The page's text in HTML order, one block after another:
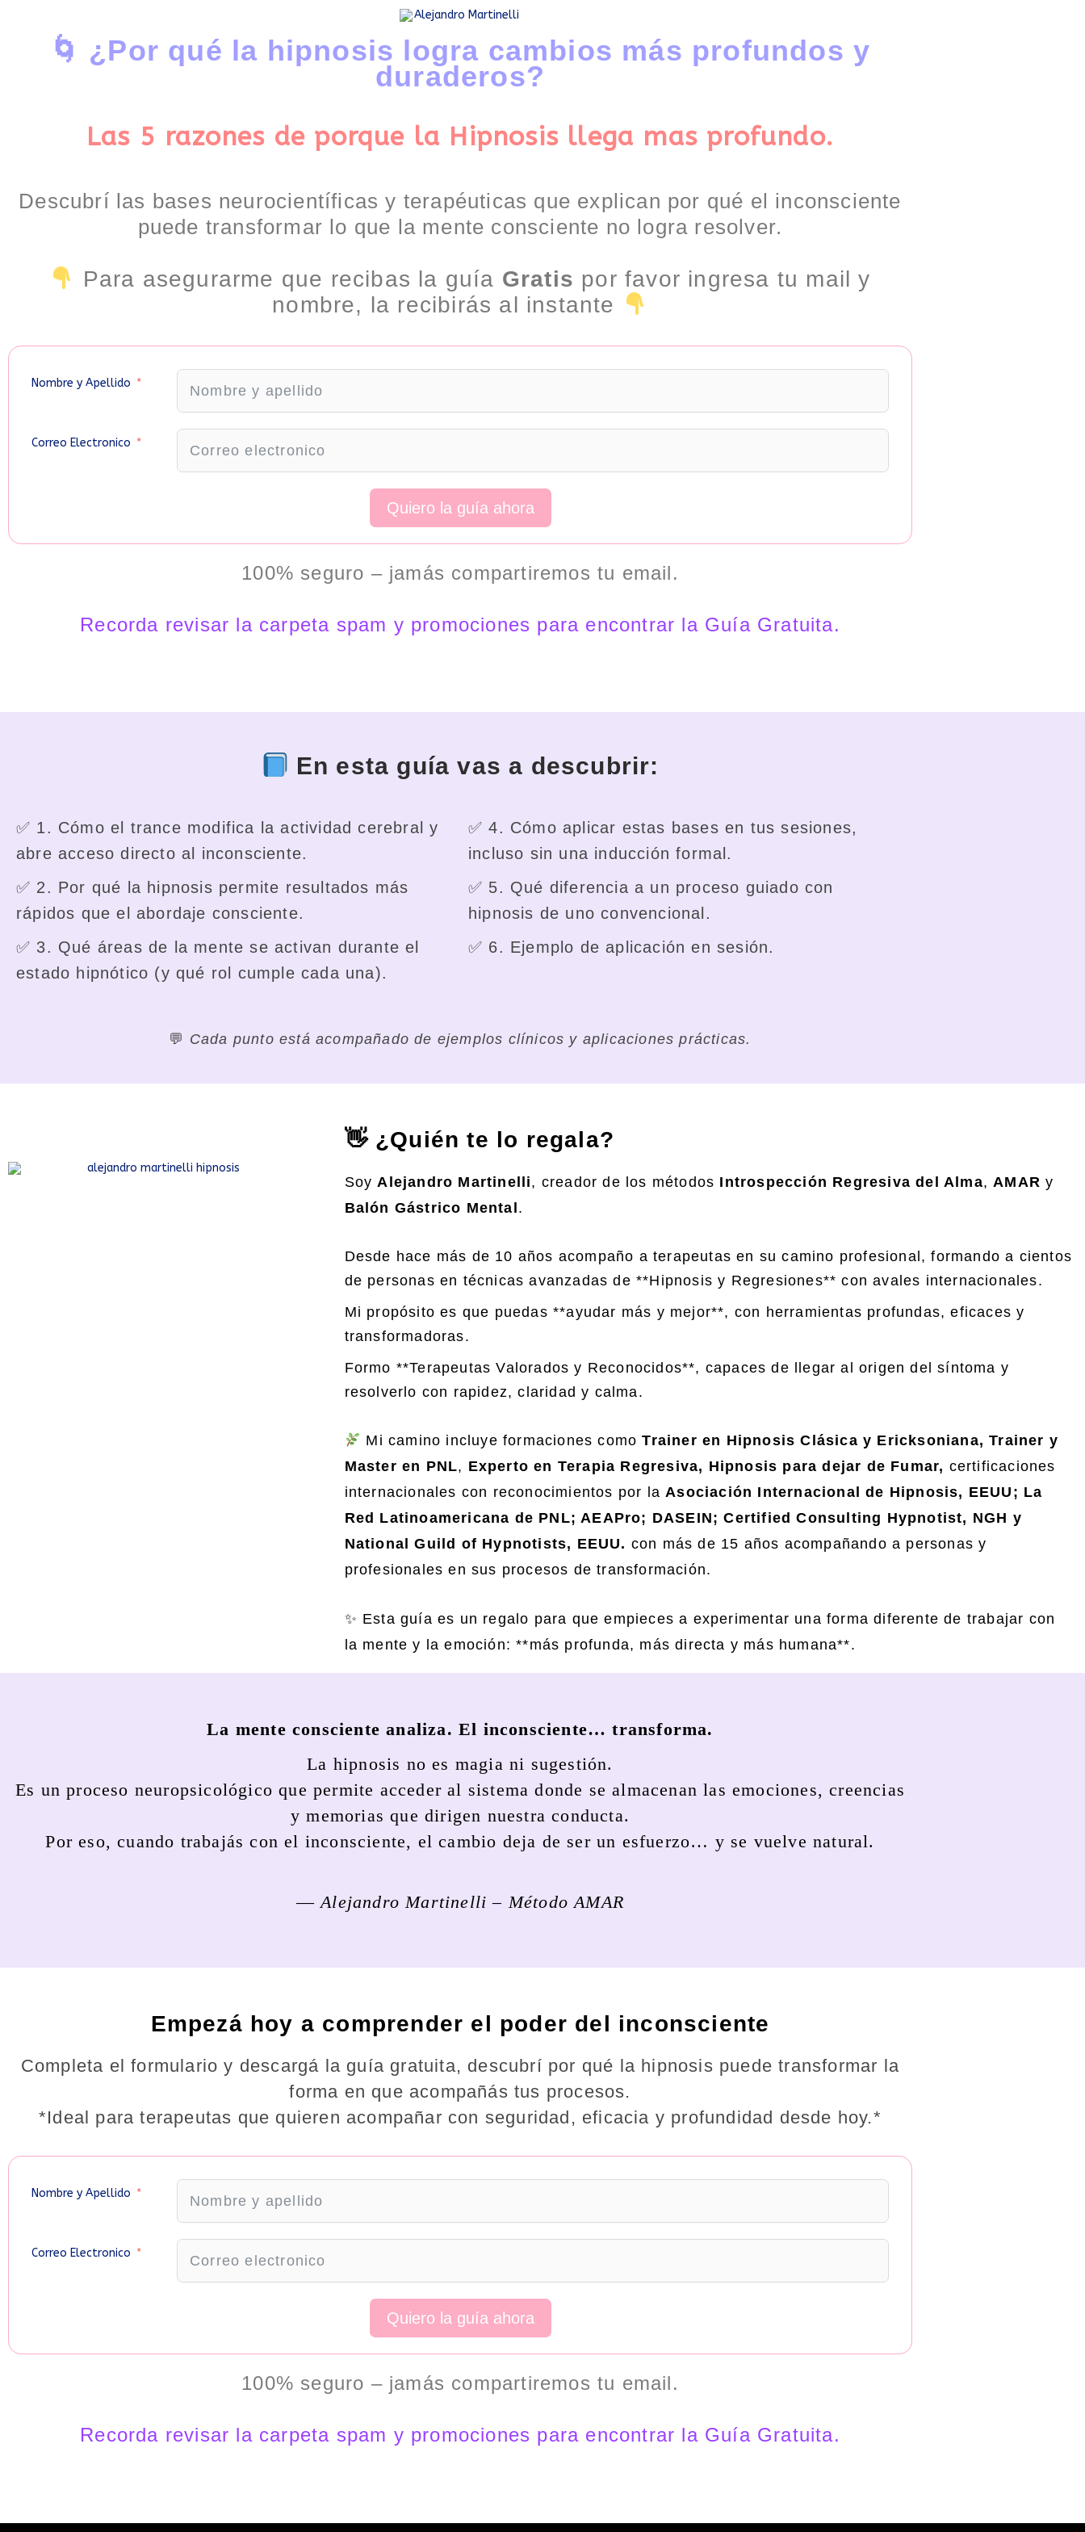
🌀 ¿Por qué la hipnosis logra cambios más profundos y
duraderos?
Las 5 razones de porque la Hipnosis llega mas profundo.
Descubrí las bases neurocientíficas y terapéuticas que explican por qué el inconsciente
puede transformar lo que la mente consciente no logra resolver.
Para asegurarme que recibas la guía Gratis por favor ingresa tu mail y
nombre, la recibirás al instante
Nombre y Apellido
Correo Electronico
Quiero la guía ahora
100% seguro – jamás compartiremos tu email.
Recorda revisar la carpeta spam y promociones para encontrar la Guía Gratuita.
En esta guía vas a descubrir:
✅ 1. Cómo el trance modifica la actividad cerebral y
abre acceso directo al inconsciente.
✅ 2. Por qué la hipnosis permite resultados más
rápidos que el abordaje consciente.
✅ 3. Qué áreas de la mente se activan durante el
estado hipnótico (y qué rol cumple cada una).
✅ 4. Cómo aplicar estas bases en tus sesiones,
incluso sin una inducción formal.
✅ 5. Qué diferencia a un proceso guiado con
hipnosis de uno convencional.
✅ 6. Ejemplo de aplicación en sesión.
💬 Cada punto está acompañado de ejemplos clínicos y aplicaciones prácticas.
👋 ¿Quién te lo regala?
SoyAlejandro Martinelli, creador de los métodos Introspección Regresiva del Alma,AMAR y
Balón Gástrico Mental .
Desde hace más de 10 años acompaño a terapeutas en su camino profesional, formando a cientos
de personas en técnicas avanzadas de **Hipnosis y Regresiones** con avales internacionales.
Mi propósito es que puedas **ayudar más y mejor**, con herramientas profundas, eficaces y
transformadoras.
Formo **Terapeutas Valorados y Reconocidos**, capaces de llegar al origen del síntoma y
resolverlo con rapidez, claridad y calma.
Mi camino incluye formaciones comoTrainer en Hipnosis Clásica y Ericksoniana, Trainer y
Master en PNL, Experto en Terapia Regresiva, Hipnosis para dejar de Fumar, certificaciones
internacionales con reconocimientos por laAsociación Internacional de Hipnosis, EEUU; La
Red Latinoamericana de PNL; AEAPro; DASEIN; Certified Consulting Hypnotist, NGH y
National Guild of Hypnotists, EEUU. con más de 15 años acompañando a personas y
profesionales en sus procesos de transformación.
✨ Esta guía es un regalo para que empieces a experimentar una forma diferente de trabajar con
la mente y la emoción: **más profunda, más directa y más humana**.
La mente consciente analiza. El inconsciente… transforma.
La hipnosis no es magia ni sugestión.
Es un proceso neuropsicológico que permite acceder al sistema donde se almacenan las emociones, creencias
y memorias que dirigen nuestra conducta.
Por eso, cuando trabajás con el inconsciente, el cambio deja de ser un esfuerzo… y se vuelve natural.
—Alejandro Martinelli – Método AMAR
Empezá hoy a comprender el poder del inconsciente
Completa el formulario y descargá la guía gratuita, descubrí por qué la hipnosis puede transformar la
forma en que acompañás tus procesos.
*Ideal para terapeutas que quieren acompañar con seguridad, eficacia y profundidad desde hoy.*
Nombre y Apellido
Correo Electronico
Quiero la guía ahora
100% seguro – jamás compartiremos tu email.
Recorda revisar la carpeta spam y promociones para encontrar la Guía Gratuita.